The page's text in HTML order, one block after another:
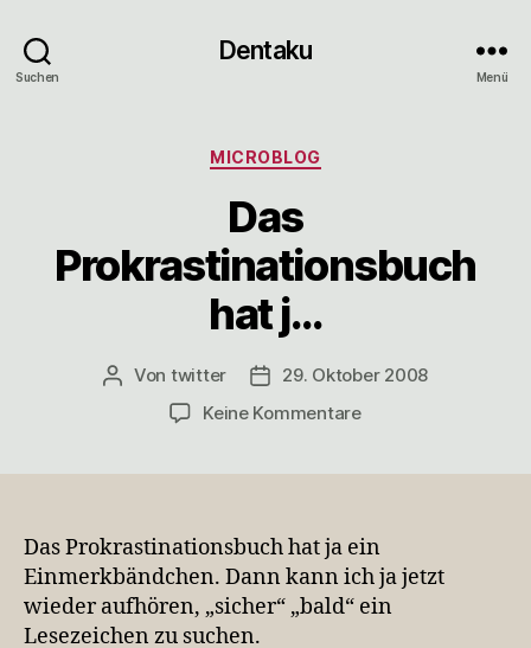
Suchen
Dentaku
Menü
Kategorien
MICROBLOG
Das
Prokrastinationsbuch
hat j…
Beitragsautor
Von twitter Veröffentlichungsdatum
29. Oktober 2008
Keine Kommentarezu
Das Prokrastinationsbuch hat ja ein
Einmerkbändchen. Dann kann ich ja jetzt
wieder aufhören, „sicher“ „bald“ ein
Lesezeichen zu suchen.